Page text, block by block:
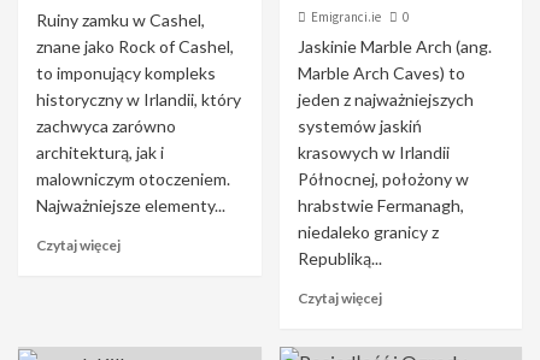
Ruiny zamku w Cashel,
znane jako Rock of Cashel,
to imponujący kompleks
historyczny w Irlandii, który
zachwyca zarówno
architekturą, jak i
malowniczym otoczeniem.
Najważniejsze elementy...
Czytaj więcej
Emigranci.ie 0
Jaskinie Marble Arch (ang.
Marble Arch Caves) to
jeden z najważniejszych
systemów jaskiń
krasowych w Irlandii
Północnej, położony w
hrabstwie Fermanagh,
niedaleko granicy z
Republiką...
Czytaj więcej